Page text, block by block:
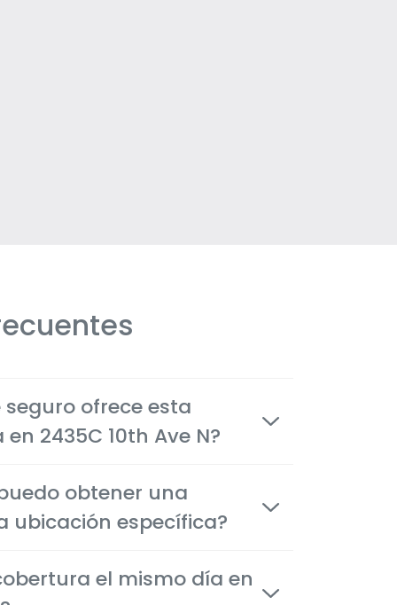
seguro ofrece esta
2435C 10th Ave N?
vida y de salud, adaptados a las
en Lake Worth.
obtener una
ubicación específica?
como por teléfono, o por internet para
el mismo día en